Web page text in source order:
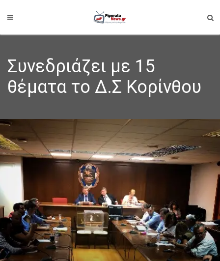
Συνεδριάζει με 15
θέματα το Δ.Σ Κορίνθου